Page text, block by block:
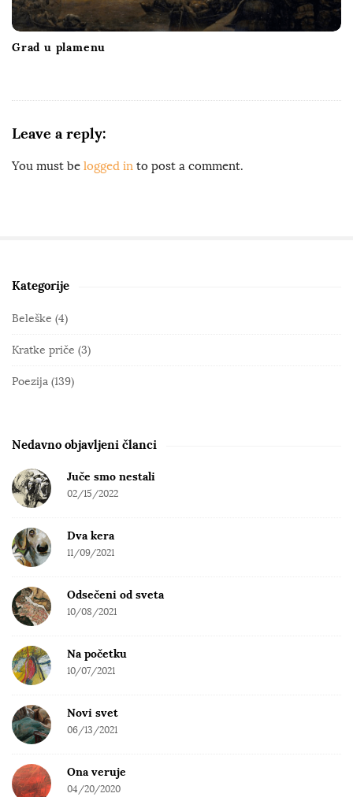
Grad u plamenu
Leave a reply:
You must be logged in to post a comment.
S
i
e
S
e
a
r
Kategorije
Beleške (4)
Kratke priče (3)
Poezija (139)
Nedavno objavljeni članci
Juče smo nestali
02/15/2022
Dva kera
11/09/2021
Odsečeni od sveta
10/08/2021
Na početku
10/07/2021
Novi svet
06/13/2021
Ona veruje
04/20/2020